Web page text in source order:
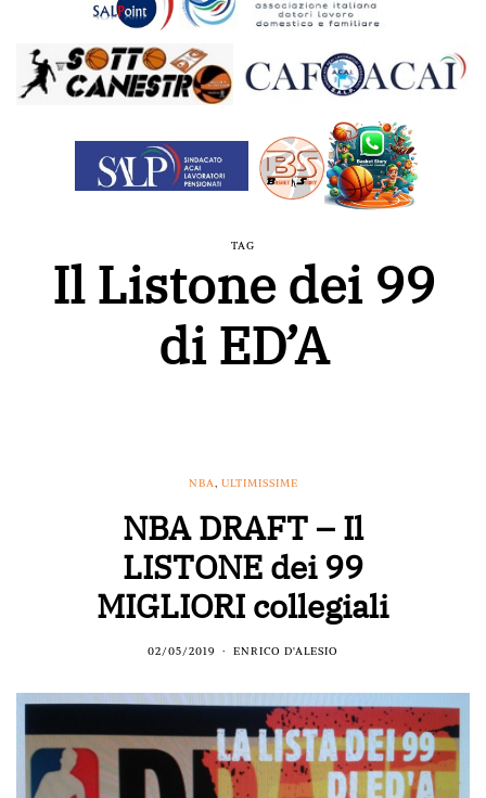
TAG
Il Listone dei 99
di ED’A
NBA, ULTIMISSIME
NBA DRAFT – Il
LISTONE dei 99
MIGLIORI collegiali
02/05/2019 ENRICO D'ALESIO